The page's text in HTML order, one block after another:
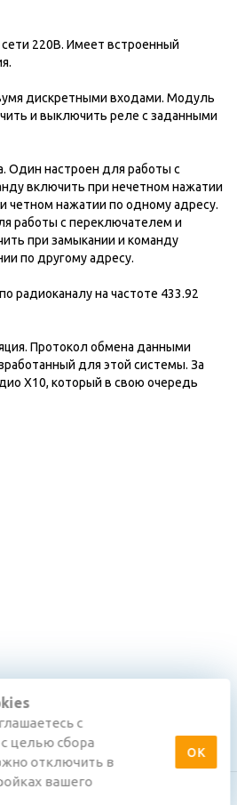
220В. Имеет встроенный
дискретными входами. Модуль
и выключить реле с заданными
Один настроен для работы с
включить при нечетном нажатии
четном нажатии по одному адресу.
работы с переключателем и
при замыкании и команду
по другому адресу.
радиоканалу на частоте 433.92
Протокол обмена данными
для этой системы. За
Х10, который в свою очередь
с
целью сбора
отключить в
вашего
ОК